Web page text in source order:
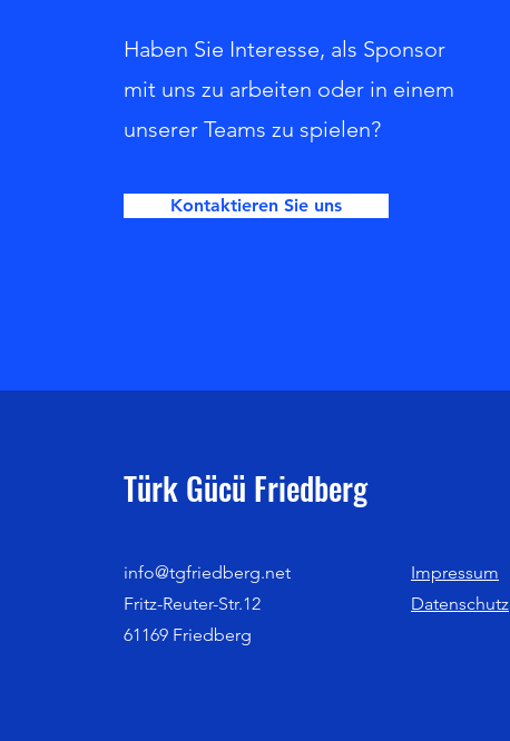
Haben Sie Interesse, als Sponsor
mit uns zu arbeiten oder in einem
unserer Teams zu spielen?
Kontaktieren Sie uns
Türk Gücü Friedberg
info@tgfriedberg.net
Fritz-Reuter-Str.12
61169 Friedberg
Impressum
Datenschutz